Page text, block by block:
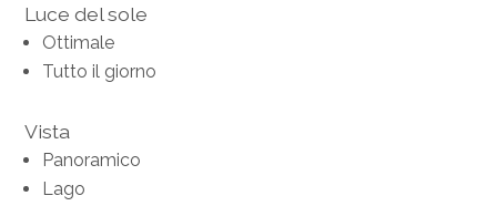
Luce del sole
Ottimale
Tutto il giorno
Vista
Panoramico
Lago